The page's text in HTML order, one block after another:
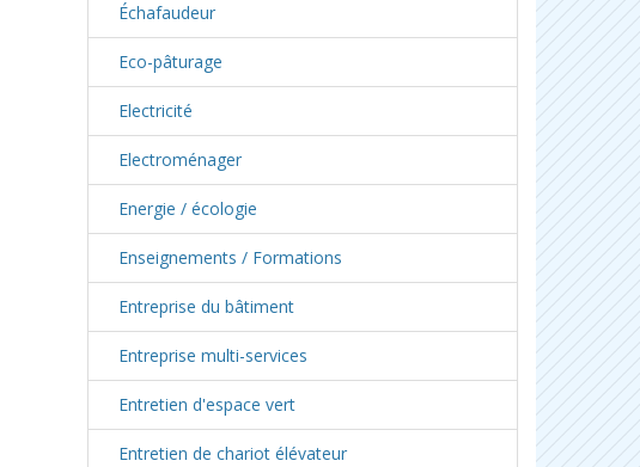
Échafaudeur
Eco-pâturage
Electricité
Electroménager
Energie / écologie
Enseignements / Formations
Entreprise du bâtiment
Entreprise multi-services
Entretien d'espace vert
Entretien de chariot élévateur